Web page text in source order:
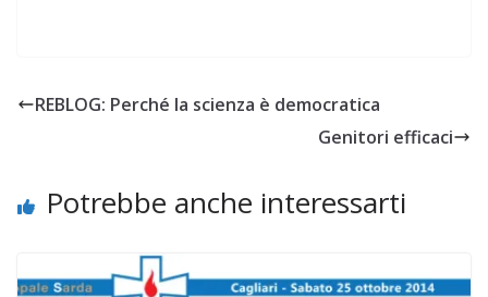
REBLOG: Perché la scienza è democratica
Genitori efficaci
Potrebbe anche interessarti